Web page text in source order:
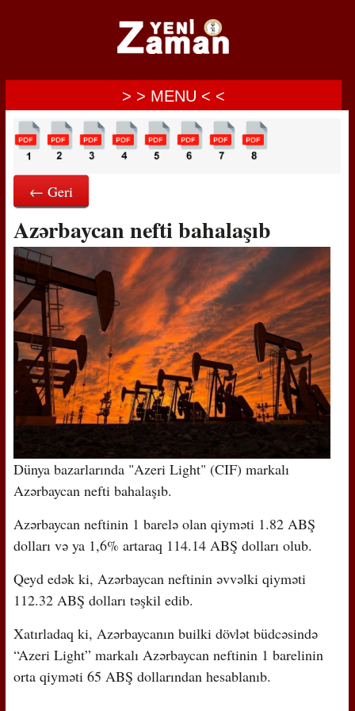
> > MENU < <
← Geri
Azərbaycan nefti bahalaşıb
Dünya bazarlarında "Azeri Light" (CIF) markalı
Azərbaycan nefti bahalaşıb.
Azərbaycan neftinin 1 barelə olan qiyməti 1.82 ABŞ
dolları və ya 1,6% artaraq 114.14 ABŞ dolları olub.
Qeyd edək ki, Azərbaycan neftinin əvvəlki qiyməti
112.32 ABŞ dolları təşkil edib.
Xatırladaq ki, Azərbaycanın builki dövlət büdcəsində
“Azeri Light” markalı Azərbaycan neftinin 1 barelinin
orta qiyməti 65 ABŞ dollarından hesablanıb.